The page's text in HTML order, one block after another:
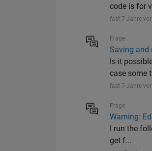
code is for
fast 7 Jahre
Frage
Saving and
Is it
case some
fast 7 Jahre
Frage
Warning:
I run the
get f...